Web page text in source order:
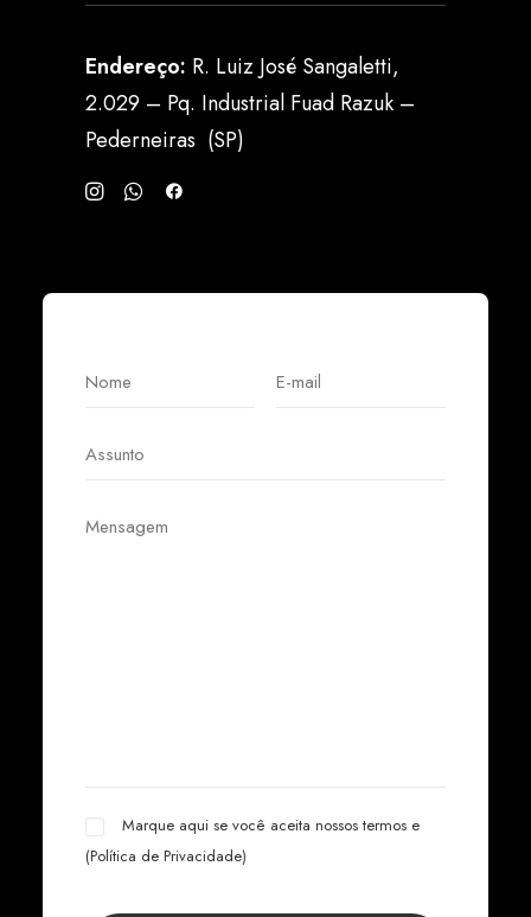
Endereço: R. Luiz José Sangaletti,
2.029 – Pq. Industrial Fuad Razuk –
Pederneiras (SP)
Marque aqui se você aceita nossos termos e
(Política de Privacidade)